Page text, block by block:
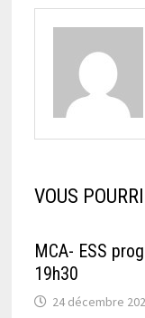
VOUS
MCA- ESS
19h30
24 décembre